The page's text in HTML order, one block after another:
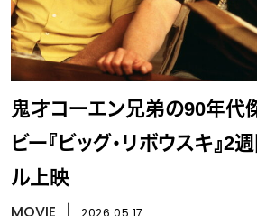
鬼才コーエン兄弟の90年代
ビー『ビッグ・リボウスキ』2
ル上映
MOVIE 2026.05.17